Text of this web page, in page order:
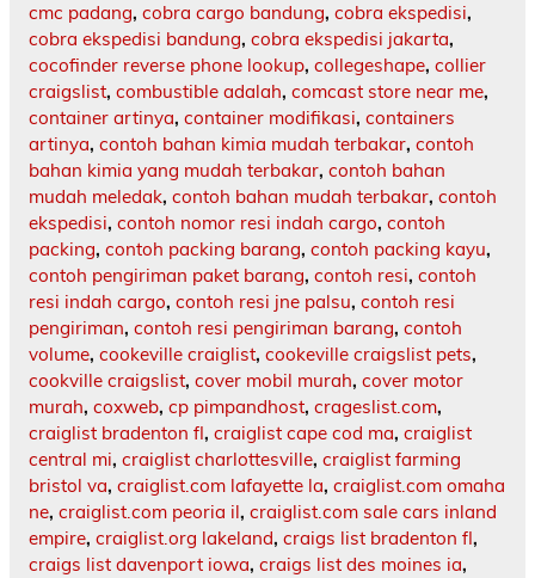
cmc padang, cobra cargo bandung, cobra ekspedisi,
cobra ekspedisi bandung, cobra ekspedisi jakarta,
cocofinder reverse phone lookup, collegeshape, collier
craigslist, combustible adalah, comcast store near me,
container artinya, container modifikasi, containers
artinya, contoh bahan kimia mudah terbakar, contoh
bahan kimia yang mudah terbakar, contoh bahan
mudah meledak, contoh bahan mudah terbakar, contoh
ekspedisi, contoh nomor resi indah cargo, contoh
packing, contoh packing barang, contoh packing kayu,
contoh pengiriman paket barang, contoh resi, contoh
resi indah cargo, contoh resi jne palsu, contoh resi
pengiriman, contoh resi pengiriman barang, contoh
volume, cookeville craiglist, cookeville craigslist pets,
cookville craigslist, cover mobil murah, cover motor
murah, coxweb, cp pimpandhost, crageslist.com,
craiglist bradenton fl, craiglist cape cod ma, craiglist
central mi, craiglist charlottesville, craiglist farming
bristol va, craiglist.com lafayette la, craiglist.com omaha
ne, craiglist.com peoria il, craiglist.com sale cars inland
empire, craiglist.org lakeland, craigs list bradenton fl,
craigs list davenport iowa, craigs list des moines ia,